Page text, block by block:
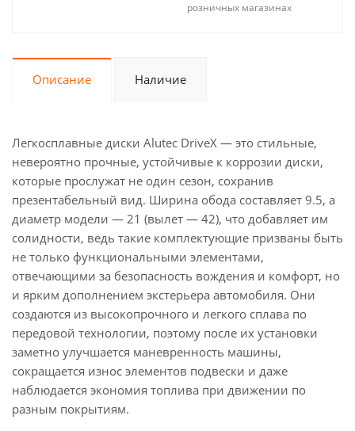
розничных магазинах
Описание Наличие
Легкосплавные диски Alutec DriveX — это стильные,
невероятно прочные, устойчивые к коррозии диски,
которые прослужат не один сезон, сохранив
презентабельный вид. Ширина обода составляет 9.5, а
диаметр модели — 21 (вылет — 42), что добавляет им
солидности, ведь такие комплектующие призваны быть
не только функциональными элементами,
отвечающими за безопасность вождения и комфорт, но
и ярким дополнением экстерьера автомобиля. Они
создаются из высокопрочного и легкого сплава по
передовой технологии, поэтому после их установки
заметно улучшается маневренность машины,
сокращается износ элементов подвески и даже
наблюдается экономия топлива при движении по
разным покрытиям.